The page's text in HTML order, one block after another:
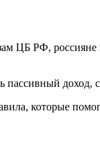
ЦБ РФ,
доход,
которые